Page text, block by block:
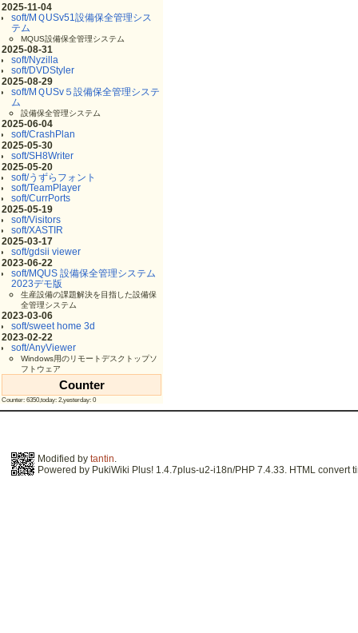
2025-11-04
soft/MＱUSv51設備保全管理シス
テム
MQUS設備保全管理システム
2025-08-31
soft/Nyzilla
soft/DVDStyler
2025-08-29
soft/MＱUSv５設備保全管理システ
ム
設備保全管理システム
2025-06-04
soft/CrashPlan
2025-05-30
soft/SH8Writer
2025-05-20
soft/うずらフォント
soft/TeamPlayer
soft/CurrPorts
2025-05-19
soft/Visitors
soft/XASTIR
2025-03-17
soft/gdsii viewer
2023-06-22
soft/MQUS 設備保全管理システム
2023デモ版
生産設備の課題解決を目指した設備保
全管理システム
2023-03-06
soft/sweet home 3d
2023-02-22
soft/AnyViewer
Windows用のリモートデスクトップソ
フトウェア
Counter
Counter: 6350,today: 2,yesterday: 0
Modified by tantin.
Powered by PukiWiki Plus! 1.4.7plus-u2-i18n/PHP 7.4.33. HTML convert